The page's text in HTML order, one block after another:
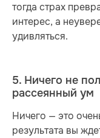
тогда страх
интерес, а
удивляться.
5. Ничего не
рассеянный ум
Ничего — это
результата вы